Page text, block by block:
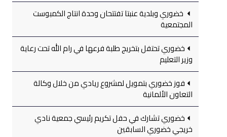
خضوري وبلدية عنبتا تفتتحان وحدة انتاج الكمبوست
المجتمعية
خضوري تحتفل بتخريج طلبة فرعها في رام الله تحت رعاية
وزير التعليم
فوز خضوري بتمويل لمشروع ريادي من خلال وكالة
التعاون الألمانية
خضوري تشارك في حفل تكريم رئيسي جمعية نادي
خريجي خضوري السابقين